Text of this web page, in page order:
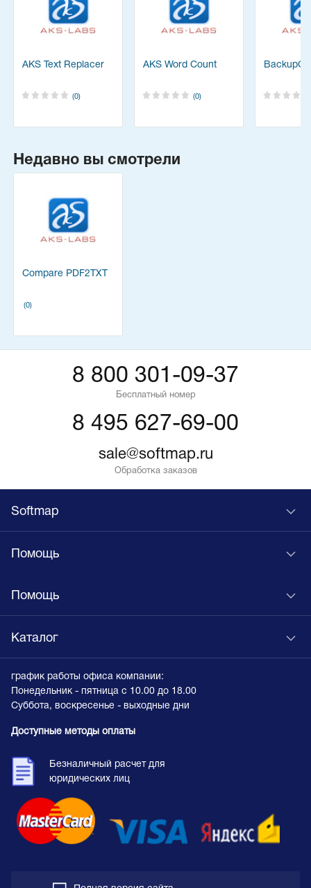
AKS Text Replacer
(0)
AKS Word Count
(0)
Недавно вы смотрели
Compare PDF2TXT
(0)
8 800 301-09-37
Бесплатный номер
8 495 627-69-00
sale@softmap.ru
Обработка заказов
Softmap
Помощь
Помощь
Каталог
график работы офиса компании:
Понедельник - пятница с 10.00 до 18.00
Суббота, воскресенье - выходные дни
Доступные методы оплаты
Безналичный расчет для
юридических лиц